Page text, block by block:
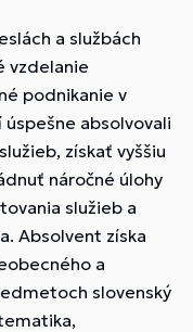
a službách
vzdelanie
podnikanie v
absolvovali
získať vyššiu
náročné úlohy
služieb a
Absolvent získa
a
slovenský